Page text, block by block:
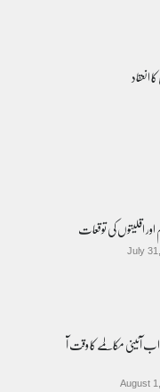
انعقاد
اور اقلیتوں کی توقعات
July
آئینی مکالمے کا وقت آ
August